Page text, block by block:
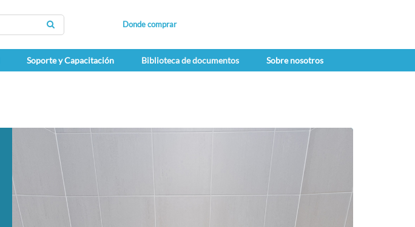
SEARCH
Donde comprar
Soporte y Capacitación Biblioteca de documentos Sobre nosotros